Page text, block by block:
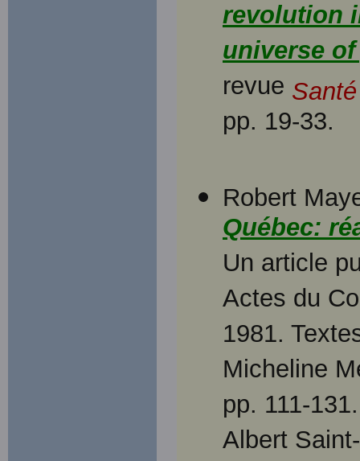
revolution
universe
revue
pp. 19-33.
Robert
Québec:
Un article
Actes du
1981.
Micheline
pp. 111-
Albert